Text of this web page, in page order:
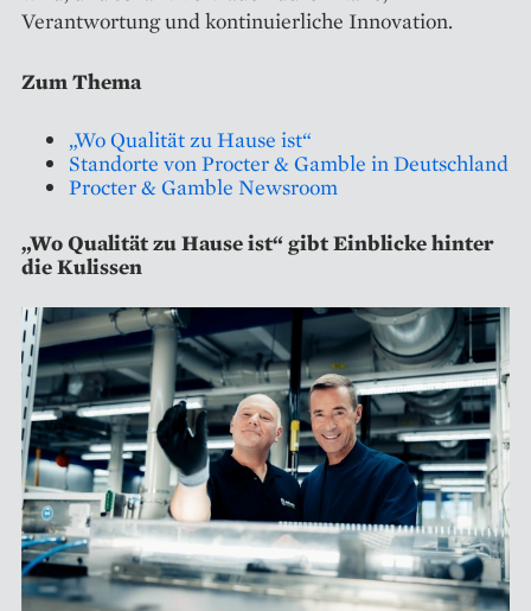
Verantwortung und kontinuierliche Innovation.
Zum Thema
„Wo Qualität zu Hause ist“
Standorte von Procter & Gamble in Deutschland
Procter & Gamble Newsroom
„Wo Qualität zu Hause ist“ gibt Einblicke hinter
die Kulissen